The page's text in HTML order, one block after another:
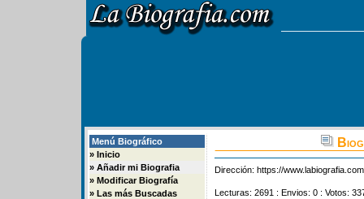
Menú Biográfico
» Inicio
» Añadir mi Biografia
» Modificar Biografía
» Las más Buscadas
Dirección: https://
Lecturas: 2691 : Envios: 0 : Votos: